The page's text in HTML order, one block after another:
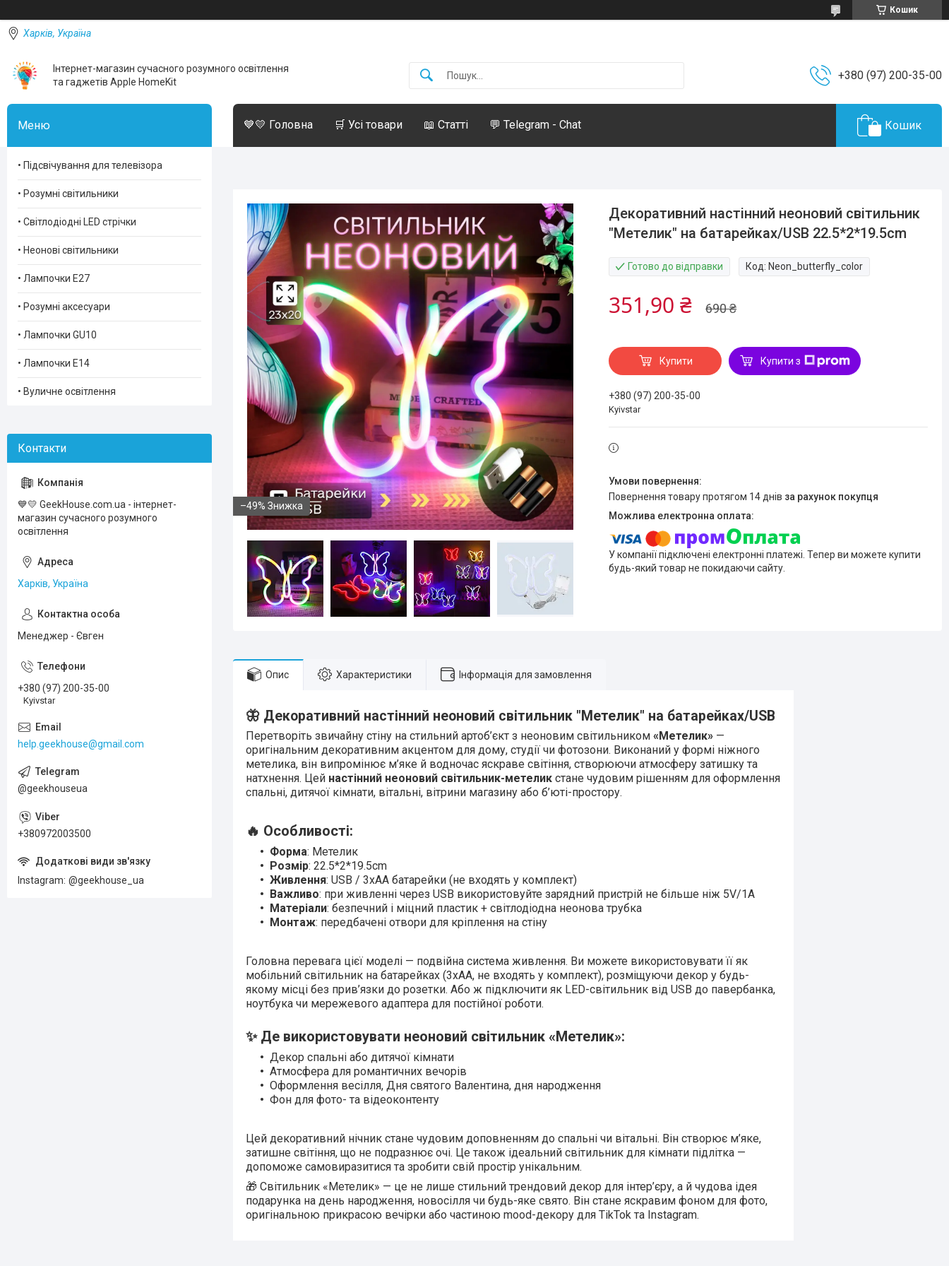
Кошик
Харків, Україна
Інтернет-магазин сучасного розумного освітлення
та гаджетів Apple HomeKit
+380 (97) 200-35-00
💙💛 Головна 🛒 Усі товари 📖 Статті 💬 Telegram - Chat Кошик
–49%
Декоративний настінний неоновий світильник
"Метелик" на батарейках/USB 22.5*2*19.5cm
Готово до відправки Код: Neon_butterfly_color
690 ₴
351,90 ₴
Купити Купити з
+380 (97) 200-35-00
Kyivstar
повернення товару протягом 14 днів за рахунок покупця
У компанії підключені електронні платежі. Тепер ви можете купити
будь-який товар не покидаючи сайту.
Опис Характеристики Інформація для замовлення
🦋 Декоративний настінний неоновий світильник "Метелик" на батарейках/USB
Перетворіть звичайну стіну на стильний артоб’єкт з неоновим світильником «Метелик» —
оригінальним декоративним акцентом для дому, студії чи фотозони. Виконаний у формі ніжного
метелика, він випромінює м’яке й водночас яскраве світіння, створюючи атмосферу затишку та
натхнення. Цей настінний неоновий світильник-метелик стане чудовим рішенням для оформлення
спальні, дитячої кімнати, вітальні, вітрини магазину або б’юті-простору.
🔥 Особливості:
Форма: Метелик
Розмір: 22.5*2*19.5cm
Живлення: USB / 3xAA батарейки (не входять у комплект)
Важливо: при живленні через USB використовуйте зарядний пристрій не більше ніж 5V/1А
Матеріали: безпечний і міцний пластик + світлодіодна неонова трубка
Монтаж: передбачені отвори для кріплення на стіну
Головна перевага цієї моделі — подвійна система живлення. Ви можете використовувати її як
мобільний світильник на батарейках (3xAA, не входять у комплект), розміщуючи декор у будь-
якому місці без прив’язки до розетки. Або ж підключити як LED-світильник від USB до павербанка,
ноутбука чи мережевого адаптера для постійної роботи.
✨ Де використовувати неоновий світильник «Метелик»:
Декор спальні або дитячої кімнати
Атмосфера для романтичних вечорів
Оформлення весілля, Дня святого Валентина, дня народження
Фон для фото- та відеоконтенту
Цей декоративний нічник стане чудовим доповненням до спальні чи вітальні. Він створює м’яке,
затишне світіння, що не подразнює очі. Це також ідеальний світильник для кімнати підлітка —
допоможе самовиразитися та зробити свій простір унікальним.
🎁 Світильник «Метелик» — це не лише стильний трендовий декор для інтер’єру, а й чудова ідея
подарунка на день народження, новосілля чи будь-яке свято. Він стане яскравим фоном для фото,
оригінальною прикрасою вечірки або частиною mood-декору для TikTok та Instagram.
• Підсвічування для телевізора
• Розумні світильники
• Світлодіодні LED стрічки
• Неонові світильники
• Лампочки Е27
• Розумні аксесуари
• Лампочки GU10
• Лампочки Е14
• Вуличне освітлення
💙💛 GeekHouse.com.ua - інтернет-
магазин сучасного розумного
освiтлення
Харків, Україна
Менеджер - Євген
+380 (97) 200-35-00
Kyivstar
help.geekhouse@gmail.com
@geekhouseua
+380972003500
Instagram @geekhouse_ua